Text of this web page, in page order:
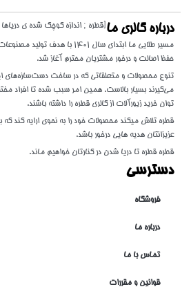
درباره گالری ما [قطره ; اندازه کوچک شده ی دریاها
مسیر طلایی ما ابتدای سال 1401 با
حفظ اصالت و درخور مشتریان محترم آغاز شد.
تنوع محصولات و متعلقاتی که در ساخت دست‌سازه‌های
می‌گیرند بسیار بالاست. همین امر سبب شده تا افراد
توان خرید زیورآلات از گالری قطره را داشته باشند.
قطره تلاش میکند محصولات خود را به نحوی ارایه کند که
عزیزانتان هدیه هایی درخور باشد.
قطره قطره تا دریا شدن در کنارتان خواهیم ماند.
دسترسی
فروشگاه
درباره ما
تماس با ما
قوانین و مقررات